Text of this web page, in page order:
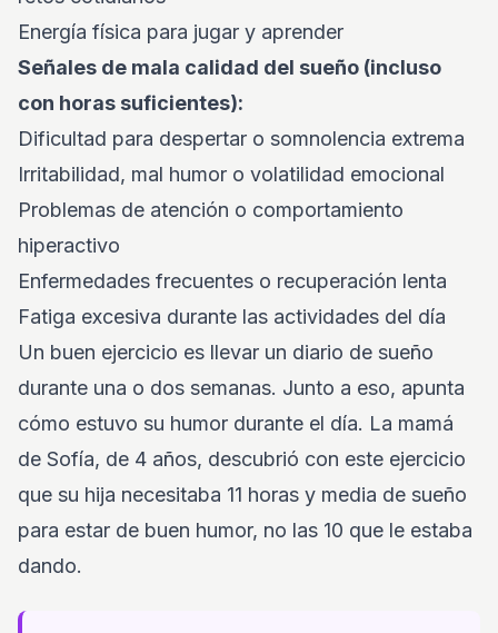
Energía física para jugar y aprender
Señales de mala calidad del sueño (incluso
con horas suficientes):
Dificultad para despertar o somnolencia extrema
Irritabilidad, mal humor o volatilidad emocional
Problemas de atención o comportamiento
hiperactivo
Enfermedades frecuentes o recuperación lenta
Fatiga excesiva durante las actividades del día
Un buen ejercicio es llevar un diario de sueño
durante una o dos semanas. Junto a eso, apunta
cómo estuvo su humor durante el día. La mamá
de Sofía, de 4 años, descubrió con este ejercicio
que su hija necesitaba 11 horas y media de sueño
para estar de buen humor, no las 10 que le estaba
dando.